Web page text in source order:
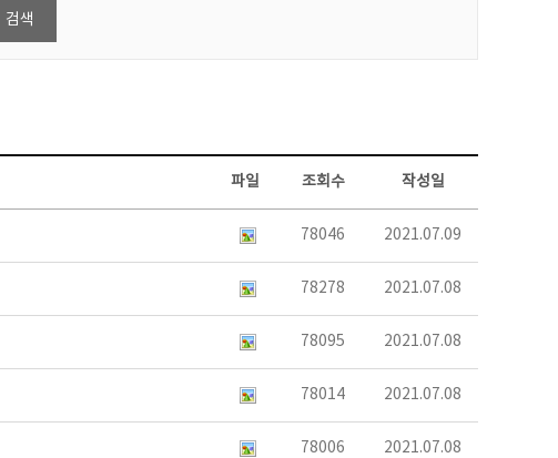
파일 조회수 작성일
78046 2021.07.09
78278 2021.07.08
78095 2021.07.08
78014 2021.07.08
78006 2021.07.08